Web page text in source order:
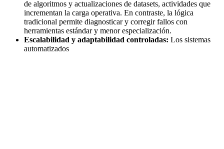
de algoritmos y actualizaciones de datasets, actividades que
incrementan la carga operativa. En contraste, la lógica
tradicional permite diagnosticar y corregir fallos con
herramientas estándar y menor especialización.
Escalabilidad y adaptabilidad controladas: Los sistemas
automatizados